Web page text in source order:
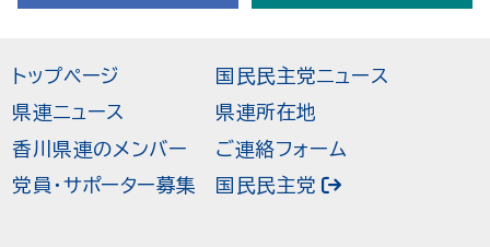
トップページ
県連ニュース
香川県連のメンバー
党員・サポーター募集
国民民主党ニュース
県連所在地
ご連絡フォーム
国民民主党